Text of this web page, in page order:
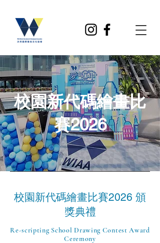
校園新代碼繪畫比
賽2026
校園新代碼繪畫比賽2026 頒
獎典禮
Re-scripting School Drawing Contest Award
Ceremony